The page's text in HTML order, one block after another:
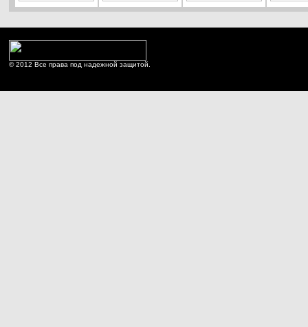
© 2012 Все права под надежной защитой.